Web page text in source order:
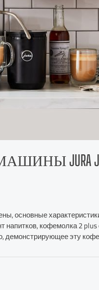
JURA
основные
кофемолка 2
демонстрирующее эту